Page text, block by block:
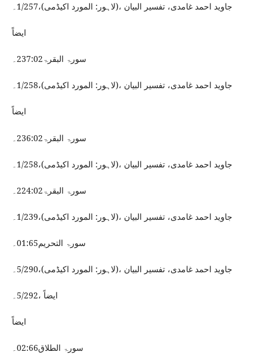
جاوید احمد غامدی، تفسیر البیان ،(لاہور: المورد اکیڈمی)،1/257۔
ایضاً
سورۃ البقرۃ237:02۔
جاوید احمد غامدی، تفسیر البیان ،(لاہور: المورد اکیڈمی)،1/258۔
ایضاً
سورۃ البقرۃ236:02۔
جاوید احمد غامدی، تفسیر البیان ،(لاہور: المورد اکیڈمی)،1/258۔
سورۃ البقرۃ224:02۔
جاوید احمد غامدی، تفسیر البیان ،(لاہور: المورد اکیڈمی)،1/239۔
سورۃ التحریم01:65۔
جاوید احمد غامدی، تفسیر البیان ،(لاہور: المورد اکیڈمی)،5/290۔
ایضاً ،5/292۔
ایضاً
سورۃ الطلاق02:66۔